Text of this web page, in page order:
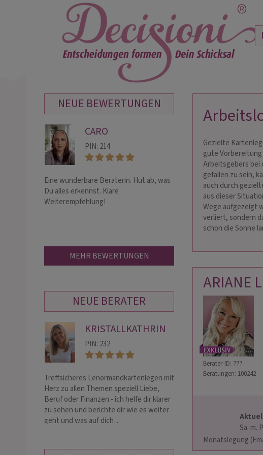
NEUE BEWERTUNGEN
CARO
PIN: 214
Eine wunderbare Beraterin. Hut ab, was
Du alles erkennst. Klare
Weiterempfehlung!
PIN: 170
Eingetroffen, unfassbar,
es richtig gesehen, nie
geglaubt.
MEHR BEWERTUNGEN
NEUE BERATER
KRISTALLKATHRIN
PIN: 232
Treffsicheres Lenormandkartenlegen mit
Herz zu allen Themen speziell Liebe,
Beruf oder Finanzen - ich helfe dir klarer
zu sehen und berichte dir wie es weiter
geht und was auf dich…
MILLI
PIN: 270
Hellsichtige
Rundumblick - Ja und Nein
Gezielte
gute
Arbeitsgebers bei
gefallen zu sein,
auch durch
aus dieser
Wege aufgezeigt
verliert, sondern
schon die Sonne
ARIANE
Berater-ID: 777
Beratungen: 100242